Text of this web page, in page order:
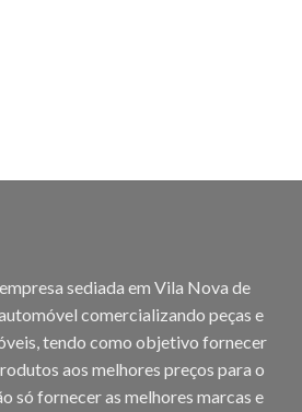
sediada em Vila Nova de
comercializando peças e
tendo como objetivo fornecer
aos melhores preços para o
só fornecer as melhores marcas e